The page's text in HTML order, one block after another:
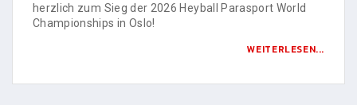
herzlich zum Sieg der 2026 Heyball Parasport World
Championships in Oslo!
WEITERLESEN...